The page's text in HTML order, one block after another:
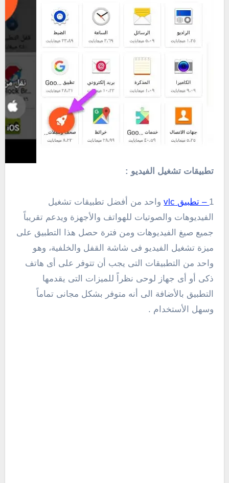
تطبيقات تشغيل الفيديو :
1 – تطبيق vlc
واحد من أفضل تطبيقات تشغيل
الفيديوهات والصوتيات للهواتف والأجهزة ويدعم تقريباً
جميع صيغ الفيديوهات ومن فترة حصل هذا التطبيق على
ميزة تشغيل الفيديو فى شاشة القفل والخلفية، وهو
واحد من التطبيقات التى يجب أن تتوفر على أى هاتف
ذكى أو أى جهاز لوحى نظراً للميزات التى يقدمها
التطبيق بالأضافة الى أنه متوفر بشكل مجانى تماماً
وسهل الأستخدام .